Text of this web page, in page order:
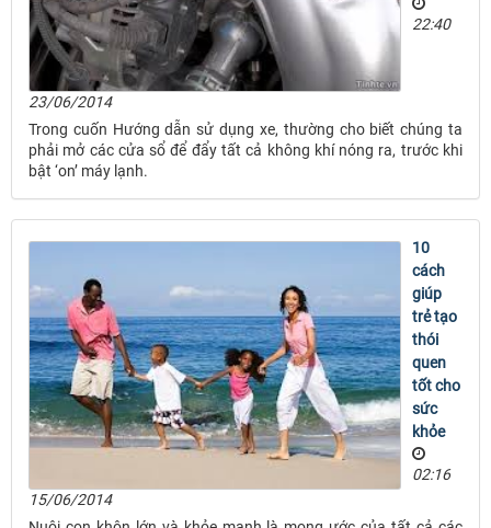
22:40
23/06/2014
Trong cuốn Hướng dẫn sử dụng xe, thường cho biết chúng ta
phải mở các cửa sổ để đẩy tất cả không khí nóng ra, trước khi
bật ‘on’ máy lạnh.
10
cách
giúp
trẻ tạo
thói
quen
tốt cho
sức
khỏe
02:16
15/06/2014